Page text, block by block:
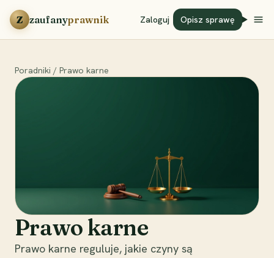
Przejdź do treści
Z zaufanyprawnik Zaloguj Opisz sprawę
Poradniki / Prawo karne
Prawo karne
Prawo karne reguluje, jakie czyny są